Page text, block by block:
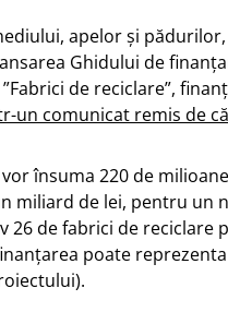
apelor și pădurilor,
Ghidului de
de reciclare”,
un comunicat remis de
însuma 220 de
miliard de lei, pentru un
26 de fabrici de reciclare
poate